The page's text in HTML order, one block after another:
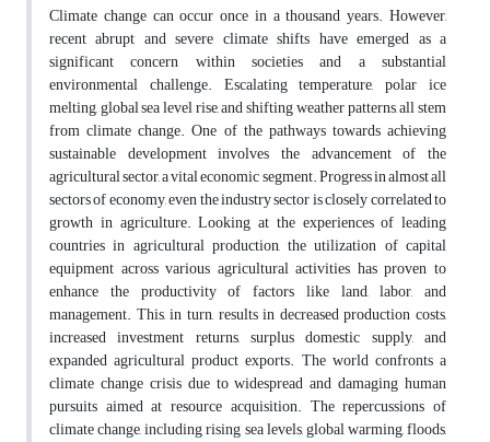
Climate change can occur once in a thousand years. However,
recent abrupt and severe climate shifts have emerged as a
significant concern within societies and a substantial
environmental challenge. Escalating temperature, polar ice
melting, global sea level rise, and shifting weather patterns, all stem
from climate change. One of the pathways towards achieving
sustainable development involves the advancement of the
agricultural sector, a vital economic segment. Progress in almost all
sectors of economy, even the industry sector is closely correlated to
growth in agriculture. Looking at the experiences of leading
countries in agricultural production, the utilization of capital
equipment across various agricultural activities has proven to
enhance the productivity of factors like land, labor, and
management. This, in turn, results in decreased production costs,
increased investment returns, surplus domestic supply, and
expanded agricultural product exports. The world confronts a
climate change crisis due to widespread and damaging human
pursuits aimed at resource acquisition. The repercussions of
climate change, including rising sea levels, global warming, floods,